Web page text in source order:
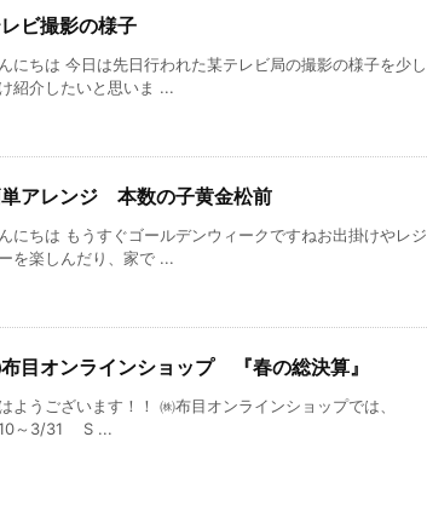
ビ撮影の様子
にちは 今日は先日行われた某テレビ局の撮影の様子を少し
紹介したいと思いま ...
アレンジ 本数の子黄金松前
にちは もうすぐゴールデンウィークですねお出掛けやレジ
を楽しんだり、家で ...
目オンラインショップ 『春の総決算』
ようございます！！ ㈱布目オンラインショップでは、
～3/31 S ...